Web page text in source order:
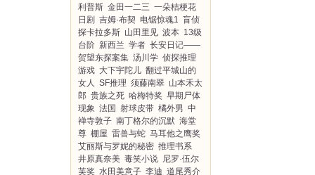
利普斯 金田一二三 一朵桔梗花
日剧 吉姆·布契 电锯惊魂1 盲侦
探卡拉多斯 山田里见 波本 13级
台阶 新西兰 学者 长安日记——
贺望东探案集 汤川学 侦探推理
游戏 大下宇陀儿 翻过平城山的
女人 SF推理 须藤南翠 山本禾太
郎 贵族之死 哈梅特奖 早期尸体
现象 法国 射球皮带 橘外男 中
禅寺敦子 南丁格尔的沉默 海堂
尊 棚屋 雷兽与蛇 马耳他之鹰奖
艾丽斯与罗妮的秘密 推理书系
井原真奈美 毒笑小说 尼罗·伍尔
芙奖 水田美意子 李迪 道尾秀介